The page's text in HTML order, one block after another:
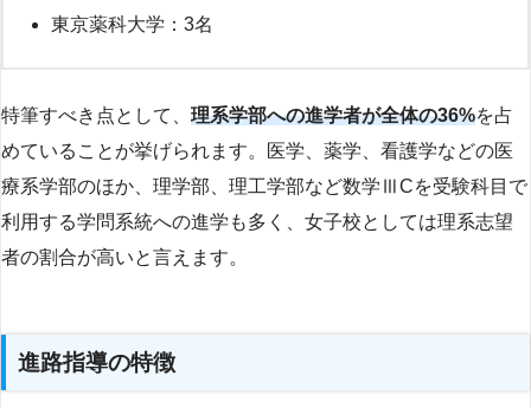
東京薬科大学：3名
特筆すべき点として、 理系学部への進学者が全体の36%を占
めていることが挙げられます。医学、薬学、看護学などの医
療系学部のほか、理学部、理工学部など数学ⅢCを受験科目で
利用する学問系統への進学も多く、女子校としては理系志望
者の割合が高いと言えます。
進路指導の特徴